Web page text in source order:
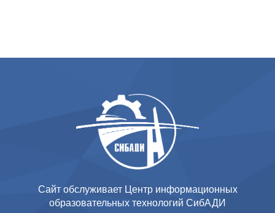
Сайт обслуживает Центр информационных
образовательных технологий СибАДИ